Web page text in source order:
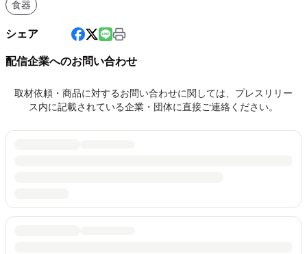
食器
シェア
配信企業へのお問い合わせ
取材依頼・商品に対するお問い合わせに関しては、プレスリリー
ス内に記載されている企業・団体に直接ご連絡ください。